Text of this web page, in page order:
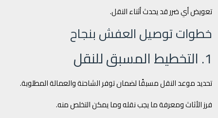
تعويض أي ضرر قد يحدث أثناء النقل.
خطوات توصيل العفش بنجاح
1. التخطيط المسبق للنقل
تحديد موعد النقل مسبقًا لضمان توفر الشاحنة والعمالة المطلوبة.
فرز الأثاث ومعرفة ما يجب نقله وما يمكن التخلص منه.